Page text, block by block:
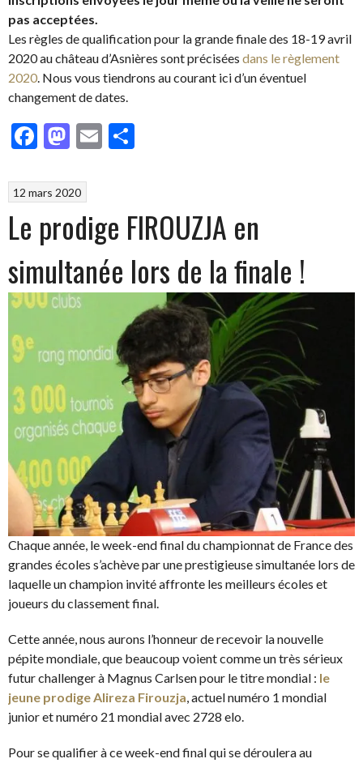
pas acceptées.
Les règles de qualification pour la grande finale des 18-19 avril
2020 au château d’Asnières sont précisées dans le règlement
2020 . Nous vous tiendrons au courant ici d’un éventuel
changement de dates.
Facebook
Mastodon
Email
12 mars 2020
Le prodige FIROUZJA en
simultanée lors de la finale !
Chaque année, le week-end final du championnat de France des
grandes écoles s’achève par une prestigieuse simultanée lors de
laquelle un champion invité affronte les meilleurs écoles et
joueurs du classement final.
Cette année, nous aurons l’honneur de recevoir la nouvelle
pépite mondiale, que beaucoup voient comme un très sérieux
futur challenger à Magnus Carlsen pour le titre mondial : le
jeune prodige Alireza Firouzja, actuel numéro 1 mondial
junior et numéro 21 mondial avec 2728 elo.
Pour se qualifier à ce week-end final qui se déroulera au